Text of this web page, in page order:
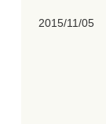
2015/11/05